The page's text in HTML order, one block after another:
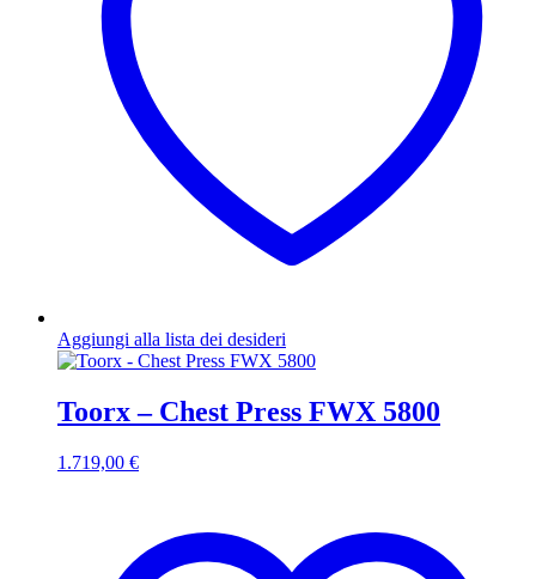
Aggiungi alla lista dei desideri
Toorx – Chest Press FWX 5800
1.719,00 €